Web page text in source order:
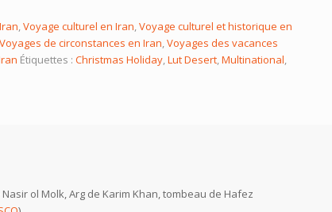
,Voyage culturel en Iran,Voyage culturel et historique en
Voyages de circonstances en Iran,Voyages des vacances
Étiquettes : Christmas Holiday,Lut Desert,Multinational,
ol Molk, Arg de Karim Khan, tombeau de Hafez